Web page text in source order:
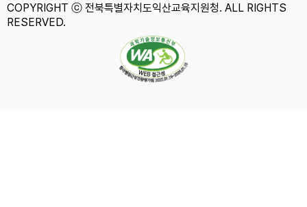
COPYRIGHT ⓒ 전북특별자치도익산교육지원청. ALL RIGHTS
RESERVED.